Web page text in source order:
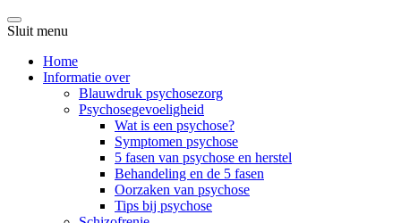
Sluit menu
Home
Informatie over
Blauwdruk psychosezorg
Psychosegevoeligheid
Wat is een psychose?
Symptomen psychose
5 fasen van psychose en herstel
Behandeling en de 5 fasen
Oorzaken van psychose
Tips bij psychose